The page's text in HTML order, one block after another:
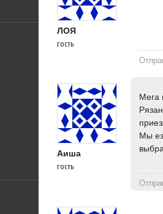
ЛОЯ
гость
Аиша
гость
Мега
Мы